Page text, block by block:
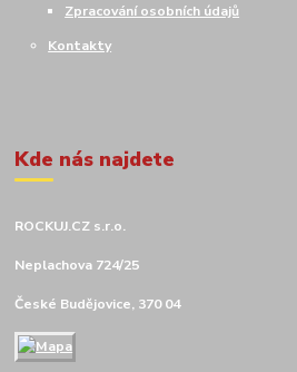
Zpracování osobních údajů
Kontakty
Kde nás najdete
ROCKUJ.CZ s.r.o.
Neplachova 724/25
České Budějovice, 370 04